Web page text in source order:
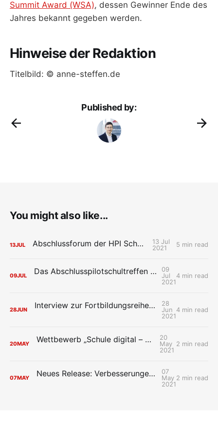
Summit Award (WSA), dessen Gewinner Ende des
Jahres bekannt gegeben werden.
Hinweise der Redaktion
Titelbild: © anne-steffen.de
Published by:
You might also like...
13JUL Abschlussforum der HPI Schul-Cloud
13 Jul
2021
5 min read
09JUL Das Abschlusspilotschultreffen der HPI Schul-Cloud: Wiedersehen macht Freude
09
Jul
2021
4 min read
28JUN Interview zur Fortbildungsreihe der HPI Schul-Cloud „Mit Design Thinking neue Ideen für die digitale Schule entwerfen“
28
Jun
2021
4 min read
20MAY Wettbewerb „Schule digital – so geht’s!“ startet
20
May
2021
2 min read
07MAY Neues Release: Verbesserungen im Verwaltungsbereich
07
May
2021
2 min read